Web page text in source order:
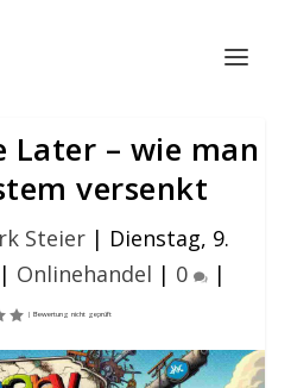
Later – wie man
versenkt
Steier| Dienstag, 9.
| Onlinehandel | 0 |